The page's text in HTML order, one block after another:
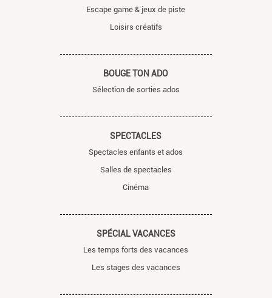
Escape game & jeux de piste
Loisirs créatifs
BOUGE TON ADO
Sélection de sorties ados
SPECTACLES
Spectacles enfants et ados
Salles de spectacles
Cinéma
SPÉCIAL VACANCES
Les temps forts des vacances
Les stages des vacances